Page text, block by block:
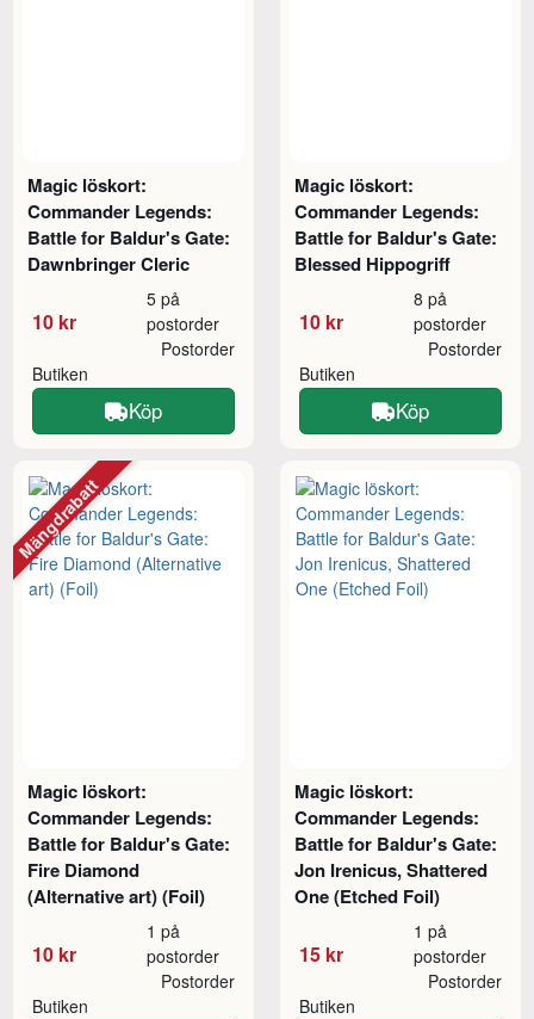
Magic löskort:
Commander Legends:
Battle for Baldur's Gate:
Dawnbringer Cleric
10 kr
5 på
postorder
Butiken
Postorder
Köp
Magic löskort:
Commander Legends:
Battle for Baldur's Gate:
Blessed Hippogriff
10 kr
8 på
postorder
Butiken
Postorder
Köp
Magic löskort:
Commander Legends:
Battle for Baldur's Gate:
Fire Diamond
(Alternative art) (Foil)
10 kr
1 på
postorder
Butiken
Postorder
Mängdrabatt
Magic löskort:
Commander Legends:
Battle for Baldur's Gate:
Jon Irenicus, Shattered
One (Etched Foil)
15 kr
1 på
postorder
Butiken
Postorder